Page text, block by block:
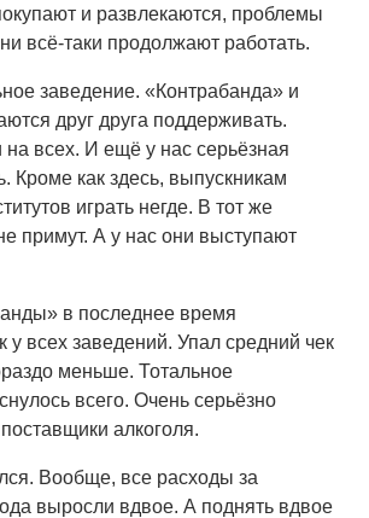
и развлекаются, проблемы
всё-таки продолжают работать.
заведение. «Контрабанда» и
друг друга поддерживать.
всех. И ещё у нас серьёзная
Кроме как здесь, выпускникам
играть негде. В тот же
примут. А у нас они выступают
в последнее время
у всех заведений. Упал средний чек
меньше. Тотальное
всего. Очень серьёзно
алкоголя.
Вообще, все расходы за
выросли вдвое. А поднять вдвое